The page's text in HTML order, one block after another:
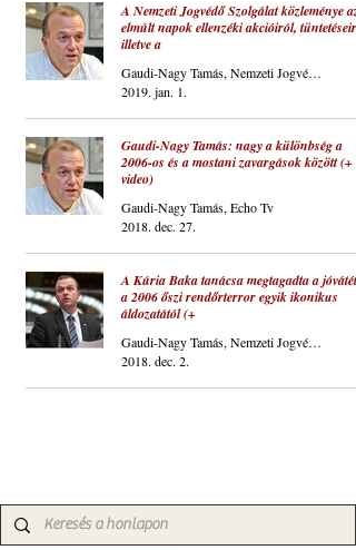
A Nemzeti Jogvédő Szolgálat közleménye az
elmúlt napok ellenzéki akcióiról,
illetve a
Gaudi-Nagy Tamás, Nemzeti Jogvédő Szolgálat
2019. jan. 1.
Gaudi-Nagy Tamás: nagy a különbség a
2006-os és a mostani zavargások között (+
video)
Gaudi-Nagy Tamás, Echo Tv
2018. dec. 27.
A Kúria Baka tanácsa megtagadta a
a 2006 őszi rendőrterror egyik ikonikus
áldozatától (+
Gaudi-Nagy Tamás, Nemzeti Jogvédő Szolgálat
2018. dec. 2.